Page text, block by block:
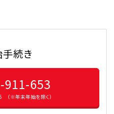
手続き
911-653
※年末年始を除く）